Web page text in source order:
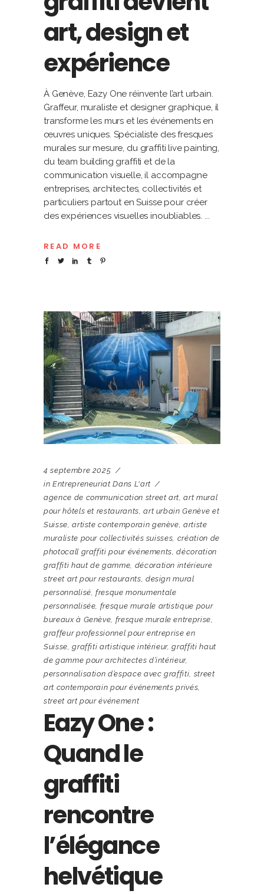
art, design et
expérience
À Genève, Eazy One réinvente l’art urbain.
Graffeur, muraliste et designer graphique, il
transforme les murs et les événements en
œuvres uniques. Spécialiste des fresques
murales sur mesure, du graffiti live painting,
du team building graffiti et de la
communication visuelle, il accompagne
entreprises, architectes, collectivités et
particuliers partout en Suisse pour créer
des expériences visuelles inoubliables.
READ MORE
4 septembre 2025
in Entrepreneuriat Dans L'art
agence de communication street art,art mural
pour hôtels et restaurants,art urbain Genève et
Suisse,artiste contemporain genève,artiste
muraliste pour collectivités suisses, création de
photocall graffiti pour événements,décoration
graffiti haut de gamme, décoration intérieure
street art pour restaurants, design mural
personnalisé,fresque monumentale
personnalisée, fresque murale artistique pour
bureaux à Genève, fresque murale entreprise,
graffeur professionnel pour entreprise en
Suisse,graffiti artistique intérieur,graffiti haut
de gamme pour architectes d’intérieur,
personnalisation d’espace avec graffiti, street
art contemporain pour événements privés,
street art pour événement
Eazy One :
Quand le
graffiti
rencontre
l’élégance
helvétique